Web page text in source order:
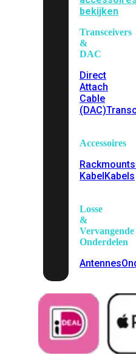
bekijken
Transceivers
&
DAC
Direct
Attach
Cable
(DAC)
Accessoires
Rackmounts
KabelKabels
Losse
&
Vervangende
Onderdelen
Antennes